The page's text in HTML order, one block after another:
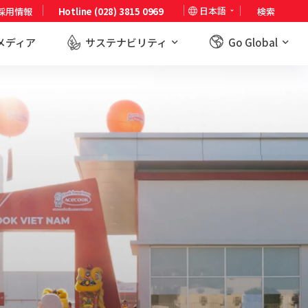
用情報 Hotline (028) 3815 0969 日本語 検索
ディア サステナビリティ Go Global